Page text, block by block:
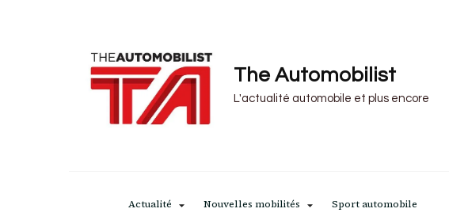
The Automobilist
L'actualité automobile et plus encore
Actualité Nouvelles mobilités Sport automobile